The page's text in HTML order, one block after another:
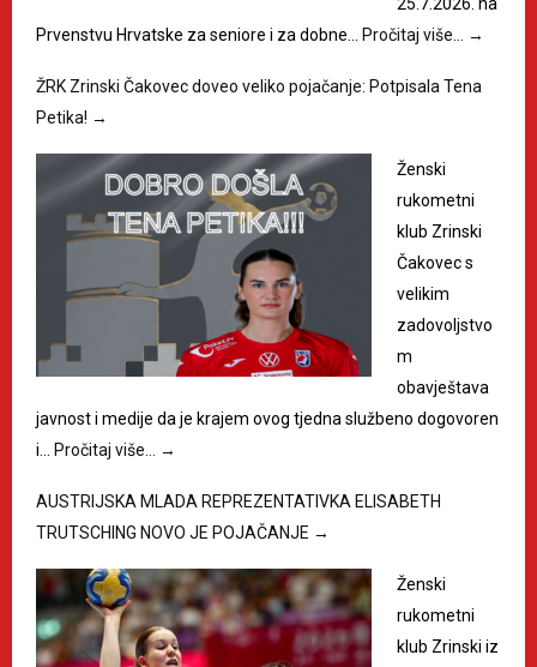
25.7.2026. na
Prvenstvu Hrvatske za seniore i za dobne… Pročitaj više… →
ŽRK Zrinski Čakovec doveo veliko pojačanje: Potpisala Tena
Petika! →
Ženski
rukometni
klub Zrinski
Čakovec s
velikim
zadovoljstvo
m
obavještava
javnost i medije da je krajem ovog tjedna službeno dogovoren
i… Pročitaj više… →
AUSTRIJSKA MLADA REPREZENTATIVKA ELISABETH
TRUTSCHING NOVO JE POJAČANJE →
Ženski
rukometni
klub Zrinski iz